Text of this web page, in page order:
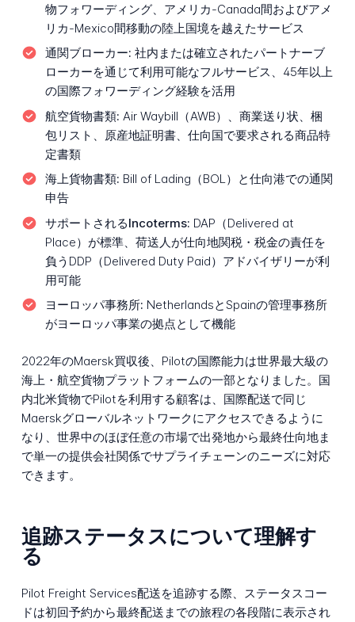
物フォワーディング、アメリカ-Canada間およびアメ
リカ-Mexico間移動の陸上国境を越えたサービス
通関ブローカー: 社内または確立されたパートナーブ
ローカーを通じて利用可能なフルサービス、45年以上
の国際フォワーディング経験を活用
航空貨物書類: Air Waybill（AWB）、商業送り状、梱
包リスト、原産地証明書、仕向国で要求される商品特
定書類
海上貨物書類: Bill of Lading（BOL）と仕向港での通関
申告
サポートされるIncoterms: DAP（Delivered at
Place）が標準、荷送人が仕向地関税・税金の責任を
負うDDP（Delivered Duty Paid）アドバイザリーが利
用可能
ヨーロッパ事務所: NetherlandsとSpainの管理事務所
がヨーロッパ事業の拠点として機能
2022年のMaersk買収後、Pilotの国際能力は世界最大級の
海上・航空貨物プラットフォームの一部となりました。国
内北米貨物でPilotを利用する顧客は、国際配送で同じ
Maerskグローバルネットワークにアクセスできるように
なり、世界中のほぼ任意の市場で出発地から最終仕向地ま
で単一の提供会社関係でサプライチェーンのニーズに対応
できます。
追跡ステータスについて理解す
る
Pilot Freight Services配送を追跡する際、ステータスコー
ドは初回予約から最終配送までの旅程の各段階に表示され